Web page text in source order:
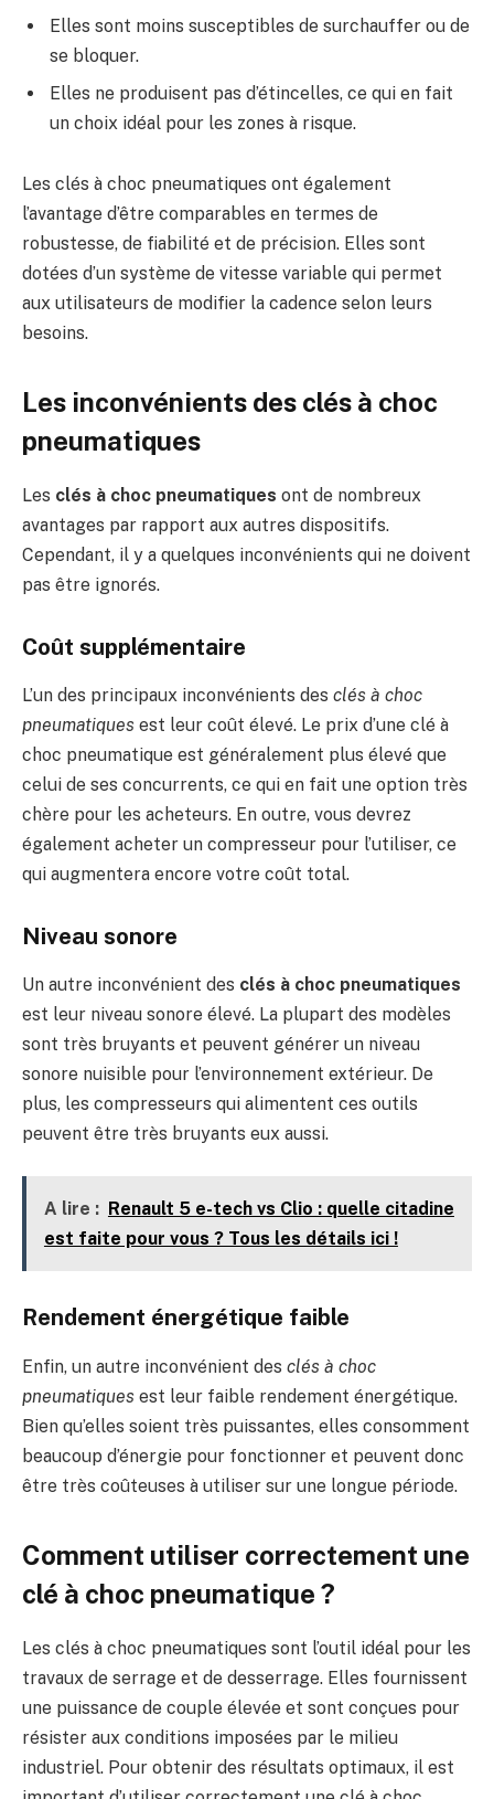
Elles sont moins susceptibles de surchauffer ou de
se bloquer.
Elles ne produisent pas d’étincelles, ce qui en fait
un choix idéal pour les zones à risque.
Les clés à choc pneumatiques ont également
l’avantage d’être comparables en termes de
robustesse, de fiabilité et de précision. Elles sont
dotées d’un système de vitesse variable qui permet
aux utilisateurs de modifier la cadence selon leurs
besoins.
Les inconvénients des clés à choc
pneumatiques
Les clés à choc pneumatiques ont de nombreux
avantages par rapport aux autres dispositifs.
Cependant, il y a quelques inconvénients qui ne doivent
pas être ignorés.
Coût supplémentaire
L’un des principaux inconvénients des clés à choc
pneumatiques est leur coût élevé. Le prix d’une clé à
choc pneumatique est généralement plus élevé que
celui de ses concurrents, ce qui en fait une option très
chère pour les acheteurs. En outre, vous devrez
également acheter un compresseur pour l’utiliser, ce
qui augmentera encore votre coût total.
Niveau sonore
Un autre inconvénient des clés à choc pneumatiques
est leur niveau sonore élevé. La plupart des modèles
sont très bruyants et peuvent générer un niveau
sonore nuisible pour l’environnement extérieur. De
plus, les compresseurs qui alimentent ces outils
peuvent être très bruyants eux aussi.
A lire : Renault 5 e-tech vs Clio : quelle citadine
est faite pour vous ? Tous les détails ici !
Rendement énergétique faible
Enfin, un autre inconvénient des clés à choc
pneumatiques est leur faible rendement énergétique.
Bien qu’elles soient très puissantes, elles consomment
beaucoup d’énergie pour fonctionner et peuvent donc
être très coûteuses à utiliser sur une longue période.
Comment utiliser correctement une
clé à choc pneumatique ?
Les clés à choc pneumatiques sont l’outil idéal pour les
travaux de serrage et de desserrage. Elles fournissent
une puissance de couple élevée et sont conçues pour
résister aux conditions imposées par le milieu
industriel. Pour obtenir des résultats optimaux, il est